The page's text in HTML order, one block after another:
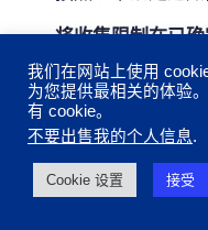
将收集限制在已
人信息的数量和类
的所必需的范围
限制使用、披露和
露和保留仅限于本
我们在网站上使用
为您提供最相关的体验
有 cookie。
不要出售我的个人信息.
Cookie 设置 接受